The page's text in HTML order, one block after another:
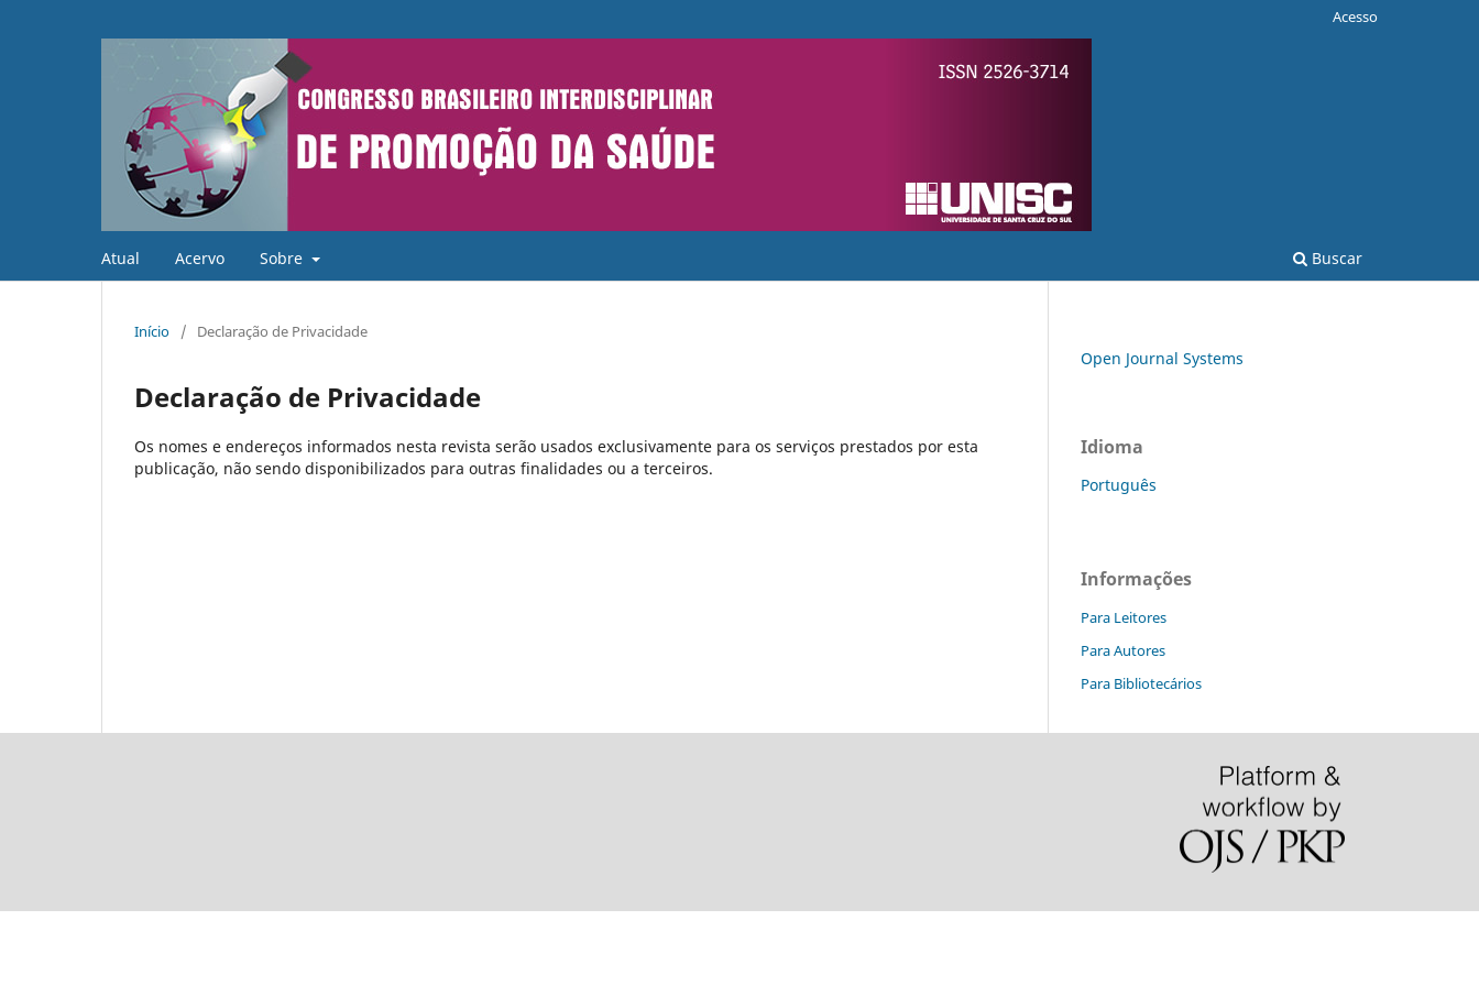
Atual Acervo Sobre Buscar
Acesso
Início / Declaração de Privacidade
Declaração de Privacidade
Os nomes e endereços informados nesta revista serão usados exclusivamente para os serviços prestados por esta
publicação, não sendo disponibilizados para outras finalidades ou a terceiros.
Open Journal Systems
Idioma
Português
Informações
Para Leitores
Para Autores
Para Bibliotecários